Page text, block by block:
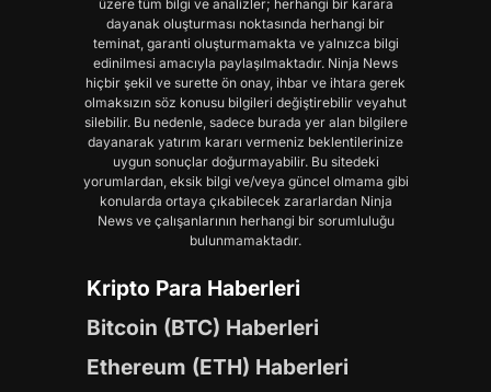
üzere tüm bilgi ve analizler; herhangi bir karara
dayanak oluşturması noktasında herhangi bir
teminat, garanti oluşturmamakta ve yalnızca bilgi
edinilmesi amacıyla paylaşılmaktadır. Ninja News
hiçbir şekil ve surette ön onay, ihbar ve ihtara gerek
olmaksızın söz konusu bilgileri değiştirebilir veyahut
silebilir. Bu nedenle, sadece burada yer alan bilgilere
dayanarak yatırım kararı vermeniz beklentilerinize
uygun sonuçlar doğurmayabilir. Bu sitedeki
yorumlardan, eksik bilgi ve/veya güncel olmama gibi
konularda ortaya çıkabilecek zararlardan Ninja
News ve çalışanlarının herhangi bir sorumluluğu
bulunmamaktadır.
Kripto Para Haberleri
Bitcoin (BTC) Haberleri
Ethereum (ETH) Haberleri